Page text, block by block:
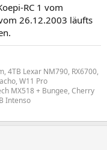
RC 1 vom
26.12.2003 läufts
4TB Lexar NM790, RX6700,
W11 Pro
MX518 + Bungee, Cherry
Intenso